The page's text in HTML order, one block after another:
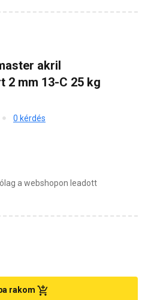
akril
2 mm 13-C 25 kg
0 kérdés
a webshopon leadott
rakom